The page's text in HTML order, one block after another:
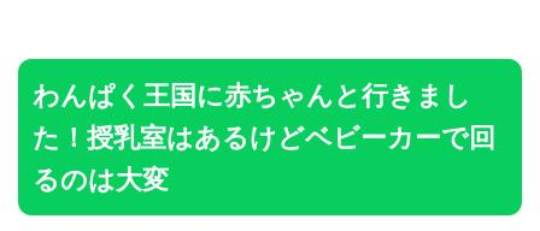
わんぱく王国に赤ちゃんと行きまし
た！授乳室はあるけどベビーカーで回
るのは大変